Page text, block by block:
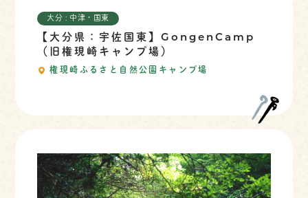
大分 : 中津・国東
【大分県：宇佐国東】GongenCamp
（旧権現崎キャンプ場）
権現崎ふるさと自然公園キャンプ場